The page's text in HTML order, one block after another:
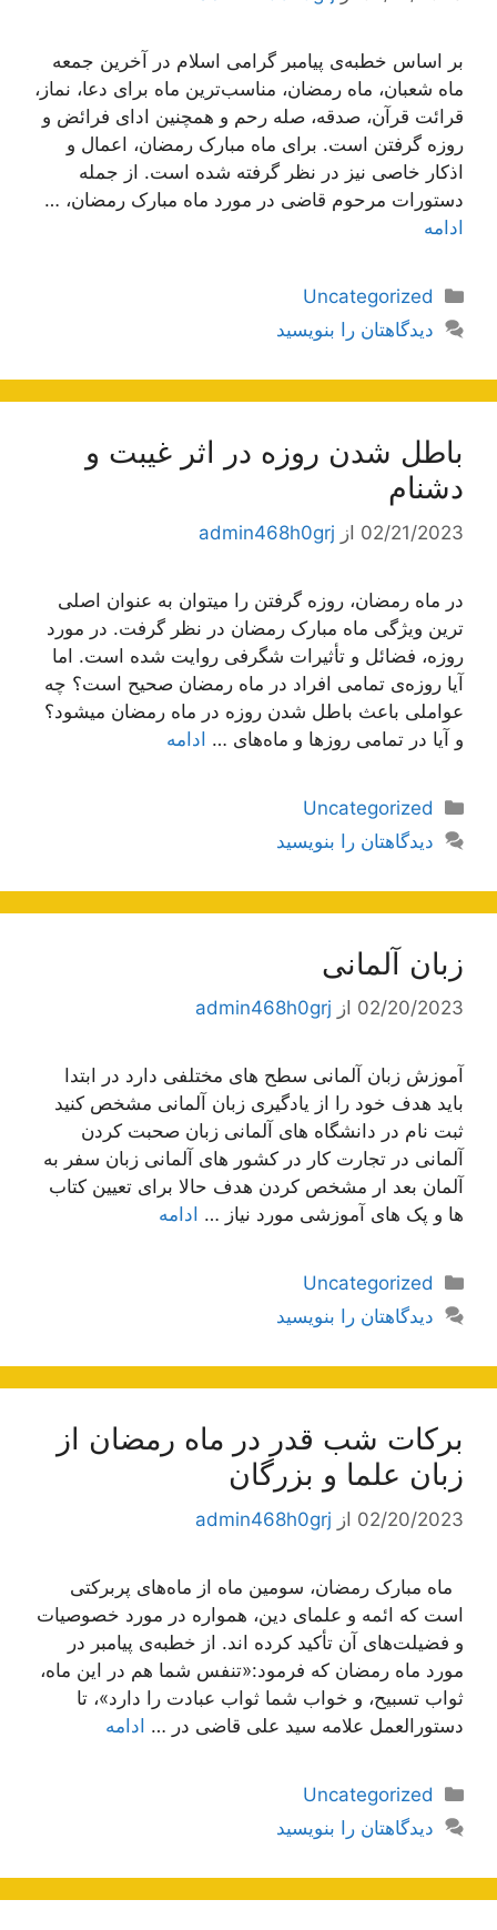
بر اساس خطبه‌ی پیامبر گرامی اسلام در آخرین جمعه
ماه شعبان، ماه رمضان، مناسب‌ترین ماه برای دعا، نماز،
قرائت قرآن، صدقه، صله رحم و همچنین ادای فرائض و
روزه گرفتن است. برای ماه مبارک رمضان، اعمال و
اذکار خاصی نیز در نظر گرفته شده است. از جمله
دستورات مرحوم قاضی در مورد ماه مبارک رمضان، …
ادامه
دسته‌ها
Uncategorized
دیدگاهتان را بنویسید
باطل شدن روزه در اثر غیبت و
دشنام
02/21/2023 از admin468h0grj
در ماه رمضان، روزه گرفتن را میتوان به عنوان اصلی
ترین ویژگی ماه مبارک رمضان در نظر گرفت. در مورد
روزه، فضائل و تأثیرات شگرفی روایت شده است. اما
آیا روزه‌ی تمامی افراد در ماه رمضان صحیح است؟ چه
عواملی باعث باطل شدن روزه در ماه رمضان میشود؟
و آیا در تمامی روزها و ماه‌های … ادامه
دسته‌ها
Uncategorized
دیدگاهتان را بنویسید
زبان آلمانی
02/20/2023 از admin468h0grj
آموزش زبان آلمانی سطح های مختلفی دارد در ابتدا
باید هدف خود را از یادگیری زبان آلمانی مشخص کنید
ثبت نام در دانشگاه های آلمانی زبان صحبت کردن
آلمانی در تجارت کار در کشور های آلمانی زبان سفر به
آلمان بعد ار مشخص کردن هدف حالا برای تعیین کتاب
ها و پک های آموزشی مورد نیاز … ادامه
دسته‌ها
Uncategorized
دیدگاهتان را بنویسید
برکات شب قدر در ماه رمضان از
زبان علما و بزرگان
02/20/2023 از admin468h0grj
ماه مبارک رمضان، سومین ماه از ماه‌های پربرکتی
است که ائمه و علمای دین، همواره در مورد خصوصیات
و فضیلت‌های آن تأکید کرده اند. از خطبه‌ی پیامبر در
مورد ماه رمضان که فرمود:«تنفس شما هم در این ماه،
ثواب تسبیح، و خواب شما ثواب عبادت را دارد»، تا
دستورالعمل علامه سید علی قاضی در … ادامه
دسته‌ها
Uncategorized
دیدگاهتان را بنویسید